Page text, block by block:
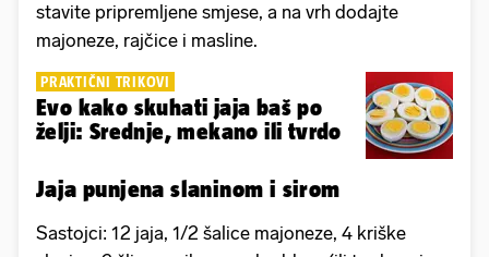
stavite pripremljene smjese, a na vrh dodajte
majoneze, rajčice i masline.
PRAKTIČNI TRIKOVI
Evo kako skuhati jaja baš po
želji: Srednje, mekano ili tvrdo
Jaja punjena slaninom i sirom
Sastojci: 12 jaja, 1/2 šalice majoneze, 4 kriške